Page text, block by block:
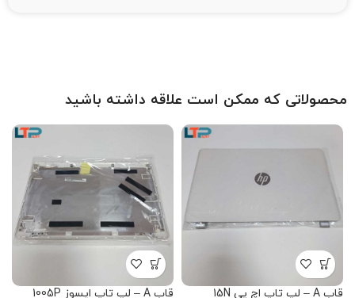
محصولاتی که ممکن است علاقه داشته باشید
قاب A – لپ تاپ اچ پی 15N قاب A – لپ تاپ ایسوز 1005P